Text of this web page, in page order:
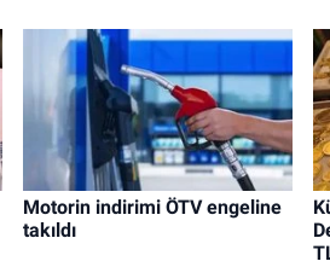
Motorin indirimi ÖTV engeline
takıldı